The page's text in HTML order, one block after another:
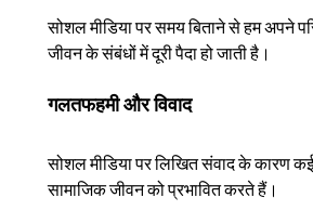
सोशल मीडिया पर समय बिताने से हम अपने
जीवन के संबंधों में दूरी पैदा हो जाती है।
गलतफहमी और विवाद
सोशल मीडिया पर लिखित संवाद के कारण
सामाजिक जीवन को प्रभावित करते हैं।